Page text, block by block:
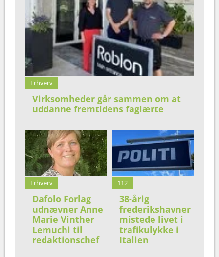
Erhverv
Virksomheder går sammen om at
uddanne fremtidens faglærte
Erhverv
Dafolo Forlag
udnævner Anne
Marie Vinther
Lemuchi til
redaktionschef
112
38-årig
frederikshavner
mistede livet i
trafikulykke i
Italien